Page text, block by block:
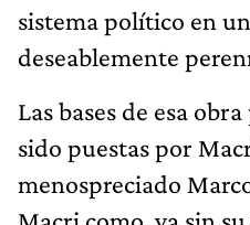
sistema político en
deseablemente
Las bases de esa
sido puestas por
menospreciado